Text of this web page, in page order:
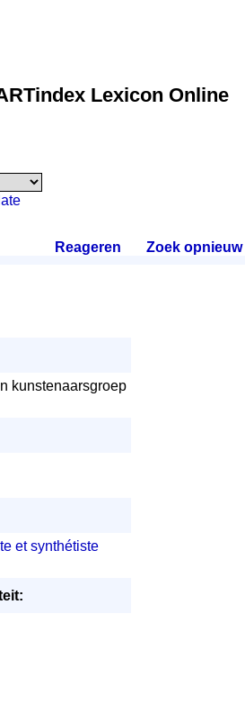
Lexicon Online
Reageren Zoek opnieuw.
kunstenaarsgroep
et synthétiste